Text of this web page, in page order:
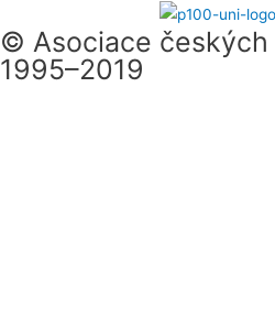
© Asociace
1995–2019